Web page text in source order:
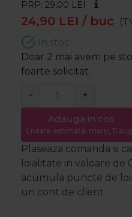
PRP: 29,00 LEI
24,90 LEI / buc
In stoc
Doar 2 mai avem pe
foarte solicitat.
− +
Adauga in cos
Livrare estimata: marți, 11
Plaseaza comanda si
loialitate in valoare de
acumula puncte de
un cont de client.